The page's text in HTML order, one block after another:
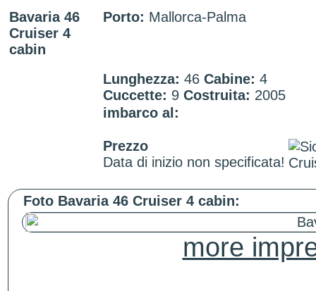
Bavaria 46
Cruiser 4
cabin
Porto: Mallorca-Palma
Lunghezza: 46 Cabine: 4
Cuccette: 9 Costruita: 2005
imbarco al:
Prezzo
Data di inizio non specificata!
Foto Bavaria 46 Cruiser 4 cabin:
more